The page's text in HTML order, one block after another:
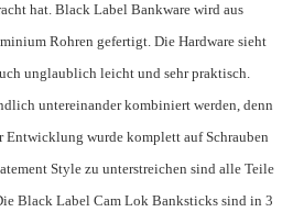
hat. Black Label Bankware wird aus
Rohren gefertigt. Die Hardware sieht
unglaublich leicht und sehr praktisch.
untereinander kombiniert werden, denn
Entwicklung wurde komplett auf Schrauben
Style zu unterstreichen sind alle Teile
Black Label Cam Lok Banksticks sind in 3